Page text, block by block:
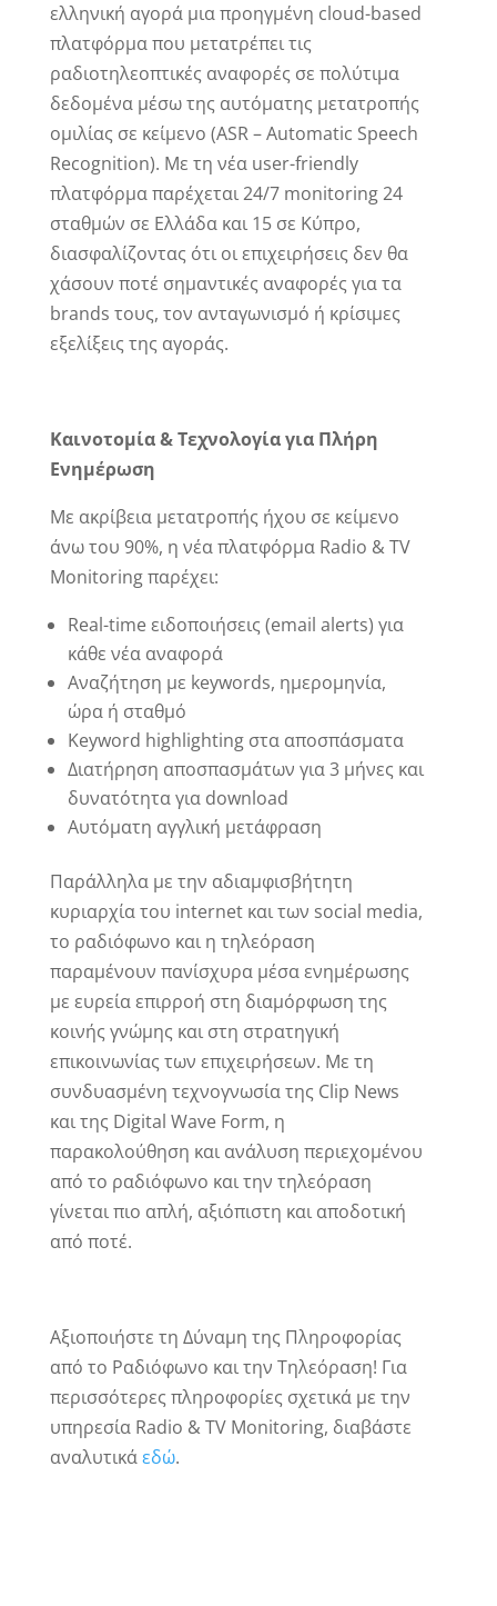
ελληνική αγορά μια προηγμένη cloud-based
πλατφόρμα που μετατρέπει τις
ραδιοτηλεοπτικές αναφορές σε πολύτιμα
δεδομένα μέσω της αυτόματης μετατροπής
ομιλίας σε κείμενο (ASR – Automatic Speech
Recognition). Με τη νέα user-friendly
πλατφόρμα παρέχεται 24/7 monitoring 24
σταθμών σε Ελλάδα και 15 σε Κύπρο,
διασφαλίζοντας ότι οι επιχειρήσεις δεν θα
χάσουν ποτέ σημαντικές αναφορές για τα
brands τους, τον ανταγωνισμό ή κρίσιμες
εξελίξεις της αγοράς.
Καινοτομία & Τεχνολογία για Πλήρη
Ενημέρωση
Με ακρίβεια μετατροπής ήχου σε κείμενο
άνω του 90%, η νέα πλατφόρμα Radio & TV
Monitoring παρέχει:
Real-time ειδοποιήσεις (email alerts) για
κάθε νέα αναφορά
Αναζήτηση με keywords, ημερομηνία,
ώρα ή σταθμό
Keyword highlighting στα αποσπάσματα
Διατήρηση αποσπασμάτων για 3 μήνες και
δυνατότητα για download
Αυτόματη αγγλική μετάφραση
Παράλληλα με την αδιαμφισβήτητη
κυριαρχία του internet και των social media,
το ραδιόφωνο και η τηλεόραση
παραμένουν πανίσχυρα μέσα ενημέρωσης
με ευρεία επιρροή στη διαμόρφωση της
κοινής γνώμης και στη στρατηγική
επικοινωνίας των επιχειρήσεων. Με τη
συνδυασμένη τεχνογνωσία της Clip News
και της Digital Wave Form, η
παρακολούθηση και ανάλυση περιεχομένου
από το ραδιόφωνο και την τηλεόραση
γίνεται πιο απλή, αξιόπιστη και αποδοτική
από ποτέ.
Αξιοποιήστε τη Δύναμη της Πληροφορίας
από το Ραδιόφωνο και την Τηλεόραση! Για
περισσότερες πληροφορίες σχετικά με την
υπηρεσία Radio & TV Monitoring, διαβάστε
αναλυτικάεδώ.